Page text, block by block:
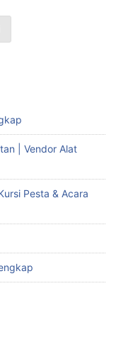
| Vendor Alat
Pesta & Acara